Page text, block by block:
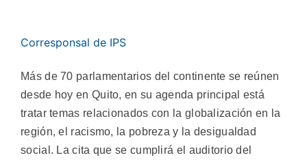
Corresponsal de IPS
Más de 70 parlamentarios del continente se reúnen
desde hoy en Quito, en su agenda principal está
tratar temas relacionados con la globalización en la
región, el racismo, la pobreza y la desigualdad
social. La cita que se cumplirá el auditorio del